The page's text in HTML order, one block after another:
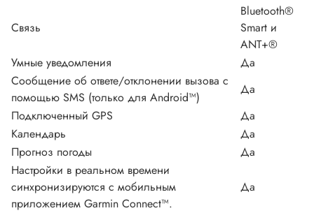
Связь
Bluetooth®
Smart и
ANT+®
Умные уведомления
Да
Сообщение об ответе/отклонении вызова с
помощью SMS (только для Android™)
Да
Подключенный GPS
Да
Календарь
Да
Прогноз погоды
Да
Настройки в реальном времени
синхронизируются с мобильным
приложением Garmin Connect™.
Да